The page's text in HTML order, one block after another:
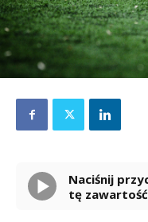
Naciśnij przycisk odtwarzania, aby odsłuchać
tę zawartość